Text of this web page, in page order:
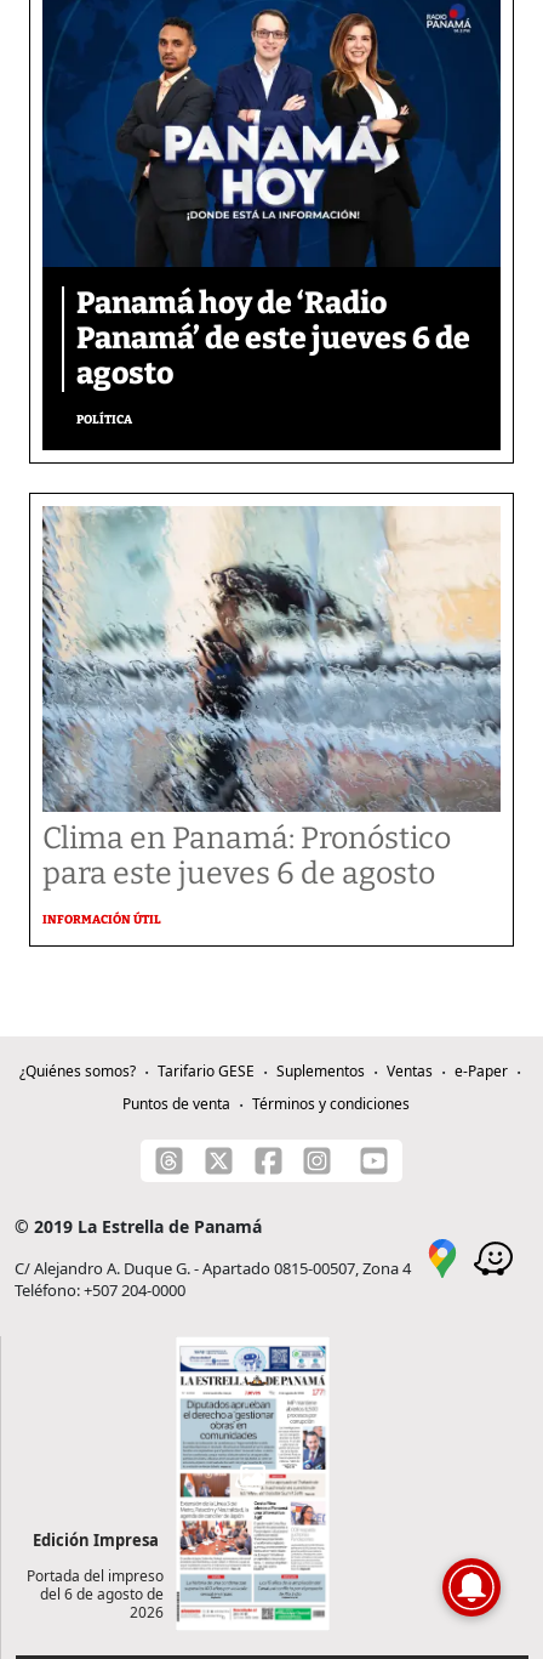
Panamá hoy de ‘Radio
Panamá’ de este jueves 6 de
agosto
POLÍTICA
Clima en Panamá: Pronóstico
para este jueves 6 de agosto
INFORMACIÓN ÚTIL
¿Quiénes somos? Tarifario GESE Suplementos Ventas
e-Paper
Puntos de venta
Términos y condiciones
© 2019 La Estrella de Panamá
C/ Alejandro A. Duque G. - Apartado 0815-00507, Zona 4
Teléfono: +507 204-0000
Edición Impresa
Portada del impreso
del 6 de agosto de
2026